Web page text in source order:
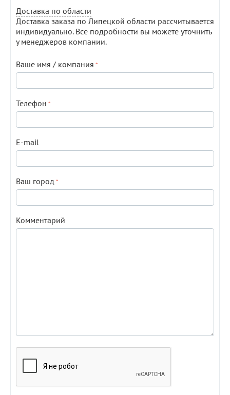
Доставка по области
Доставка заказа по Липецкой области рассчитывается
индивидуально. Все подробности вы можете уточнить
у менеджеров компании.
Ваше имя / компания
Телефон
E-mail
Ваш город
Комментарий